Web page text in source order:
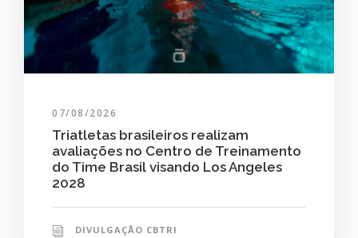
07/08/2026
Triatletas brasileiros realizam
avaliações no Centro de Treinamento
do Time Brasil visando Los Angeles
2028
DIVULGAÇÃO CBTRI